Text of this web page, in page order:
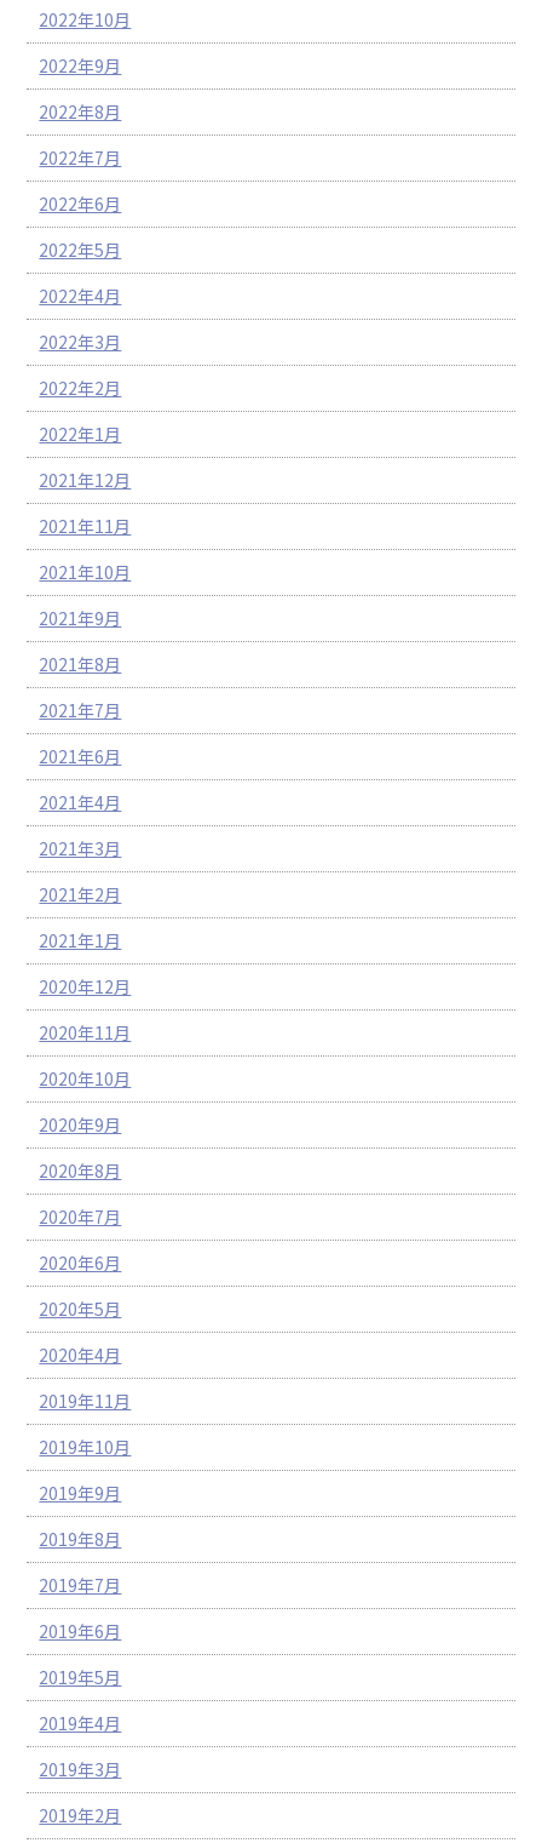
2022年10月
2022年9月
2022年8月
2022年7月
2022年6月
2022年5月
2022年4月
2022年3月
2022年2月
2022年1月
2021年12月
2021年11月
2021年10月
2021年9月
2021年8月
2021年7月
2021年6月
2021年4月
2021年3月
2021年2月
2021年1月
2020年12月
2020年11月
2020年10月
2020年9月
2020年8月
2020年7月
2020年6月
2020年5月
2020年4月
2019年11月
2019年10月
2019年9月
2019年8月
2019年7月
2019年6月
2019年5月
2019年4月
2019年3月
2019年2月